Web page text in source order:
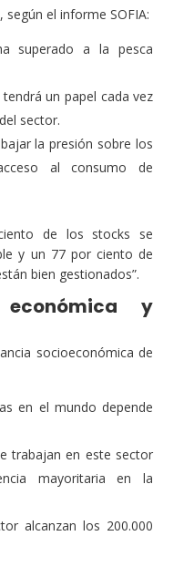
el informe SOFIA:
superado a la pesca
un papel cada vez
sector.
la presión sobre los
al consumo de
de los stocks se
y un 77 por ciento de
bien gestionados”.
y
socioeconómica de
en el mundo depende
trabajan en este sector
mayoritaria en la
alcanzan los 200.000